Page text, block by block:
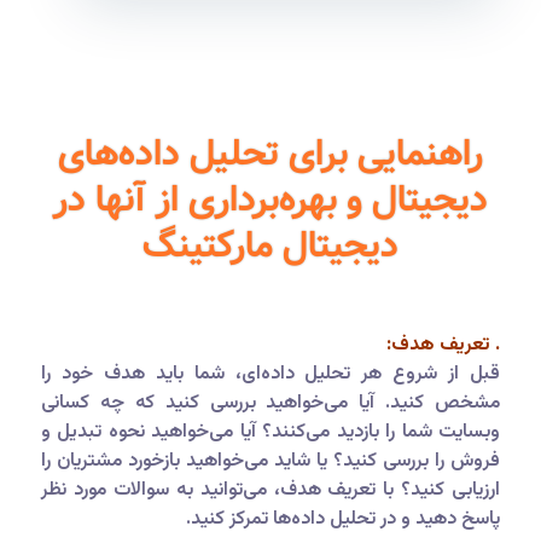
راهنمایی برای تحلیل داده‌های
دیجیتال و بهره‌برداری از آنها در
دیجیتال مارکتینگ
. تعریف هدف:
قبل از شروع هر تحلیل داده‌ای، شما باید هدف خود را
مشخص کنید. آیا می‌خواهید بررسی کنید که چه کسانی
وبسایت شما را بازدید می‌کنند؟ آیا می‌خواهید نحوه تبدیل و
فروش را بررسی کنید؟ یا شاید می‌خواهید بازخورد مشتریان را
ارزیابی کنید؟ با تعریف هدف، می‌توانید به سوالات مورد نظر
پاسخ دهید و در تحلیل داده‌ها تمرکز کنید.